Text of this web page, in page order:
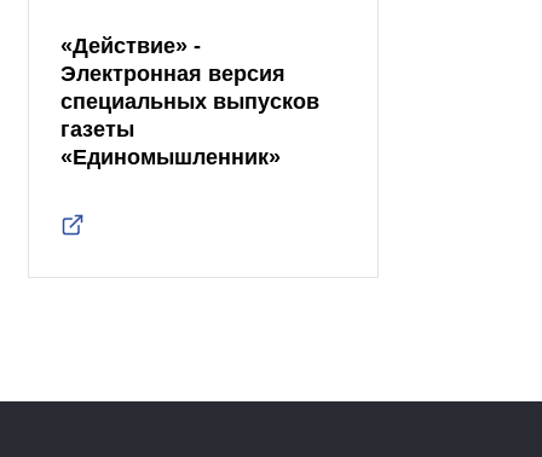
«Действие» -
Электронная версия
специальных выпусков
газеты
«Единомышленник»